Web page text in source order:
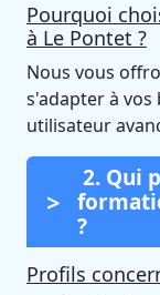
Pourquoi
à Le Pontet ?
Nous vous
s'adapter à vos
utilisateur
2. Qui
?
Profils